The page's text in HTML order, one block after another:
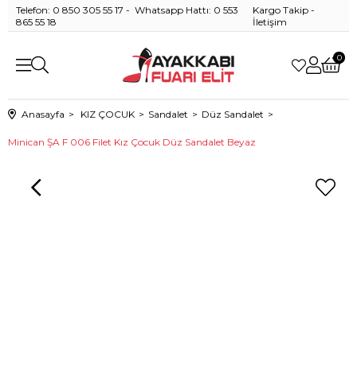
Telefon: 0 850 305 55 17 - Whatsapp Hattı: 0 553
865 55 18
Kargo Takip -
İletişim
0
Anasayfa KIZ ÇOCUK Sandalet Düz Sandalet
Minican ŞA F 006 Filet Kız Çocuk Düz Sandalet Beyaz